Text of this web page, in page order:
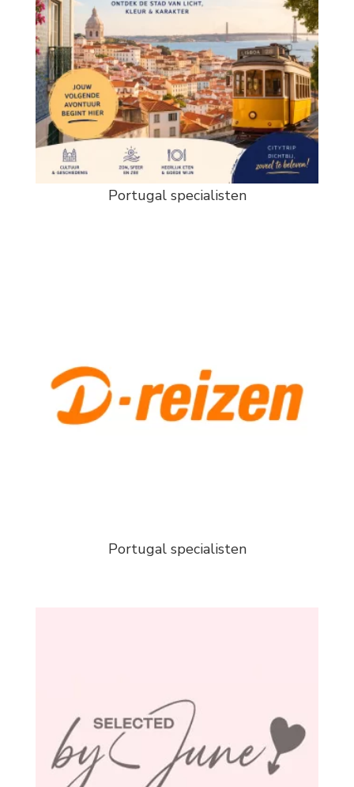
Portugal specialisten
Portugal specialisten